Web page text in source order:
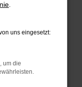
deine
in einem
privaten
uns eingesetzt:
um die